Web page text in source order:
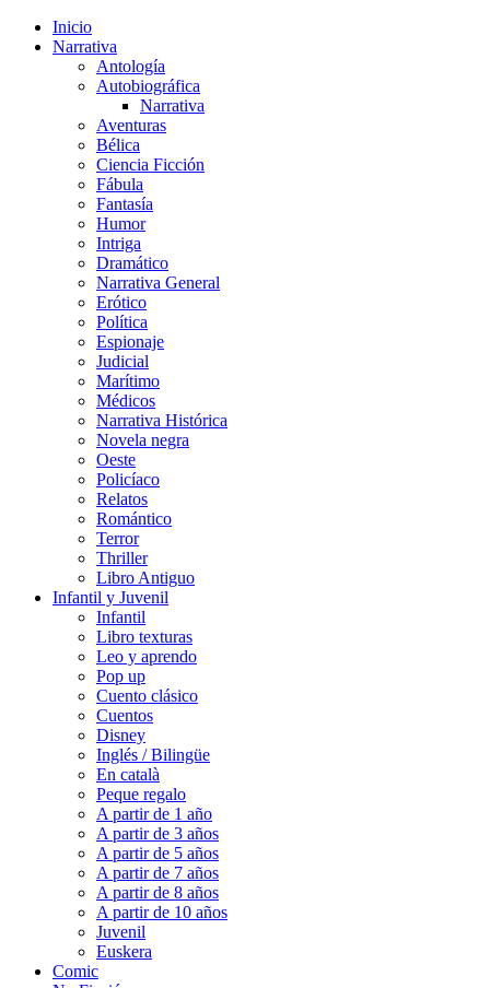
Inicio
Narrativa
Antología
Autobiográfica
Narrativa
Aventuras
Bélica
Ciencia Ficción
Fábula
Fantasía
Humor
Intriga
Dramático
Narrativa General
Erótico
Política
Espionaje
Judicial
Marítimo
Médicos
Narrativa Histórica
Novela negra
Oeste
Policíaco
Relatos
Romántico
Terror
Thriller
Libro Antiguo
Infantil y Juvenil
Infantil
Libro texturas
Leo y aprendo
Pop up
Cuento clásico
Cuentos
Disney
Inglés / Bilingüe
En català
Peque regalo
A partir de 1 año
A partir de 3 años
A partir de 5 años
A partir de 7 años
A partir de 8 años
A partir de 10 años
Juvenil
Euskera
Comic